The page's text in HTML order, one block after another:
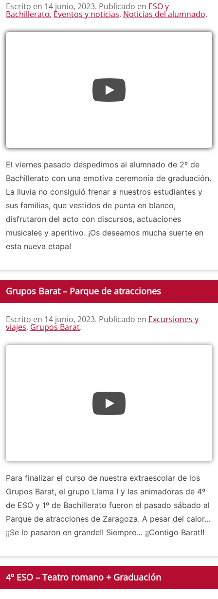
Escrito en 14 junio, 2023. Publicado en ESO y
Bachillerato, Eventos y noticias, Noticias del alumnado.
El viernes pasado despedimos al alumnado de 2º de
Bachillerato con una emotiva ceremonia de graduación.
La lluvia no consiguió frenar a nuestros estudiantes y
sus familias, que vestidos de punta en blanco,
disfrutaron del acto con discursos, actuaciones
musicales y aperitivo. ¡Os deseamos mucha suerte en
esta nueva etapa!
Grupos Barat – Parque de atracciones
Escrito en 14 junio, 2023. Publicado en Excursiones y
viajes, Grupos Barat.
Para finalizar el curso de nuestra extraescolar de los
Grupos Barat, el grupo Llama I y las animadoras de 4º
de ESO y 1º de Bachillerato fueron el pasado sábado al
Parque de atracciones de Zaragoza. A pesar del calor…
¡¡Se lo pasaron en grande!! Siempre… ¡¡Contigo Barat!!
4º ESO – Teatro romano + Graduación